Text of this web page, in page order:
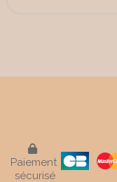

Paiement
sécurisé